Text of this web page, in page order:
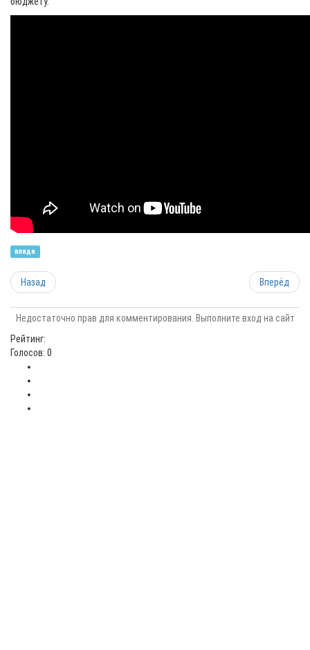
влада
Назад Вперёд
Недостаточно прав для комментирования. Выполните вход на сайт
Рейтинг:
Голосов: 0